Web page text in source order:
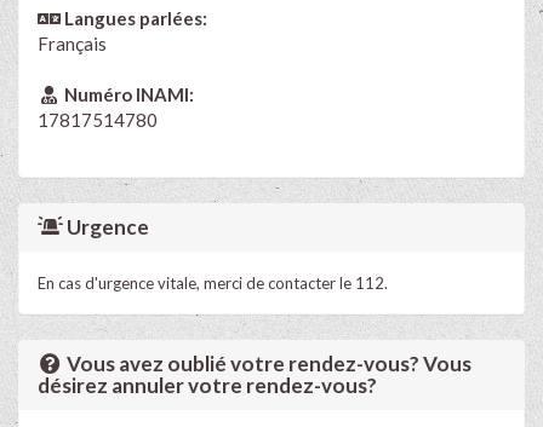
Langues parlées:
Français
Numéro INAMI:
17817514780
Urgence
En cas d'urgence vitale, merci de contacter le 112.
Vous avez oublié votre rendez-vous? Vous
désirez annuler votre rendez-vous?